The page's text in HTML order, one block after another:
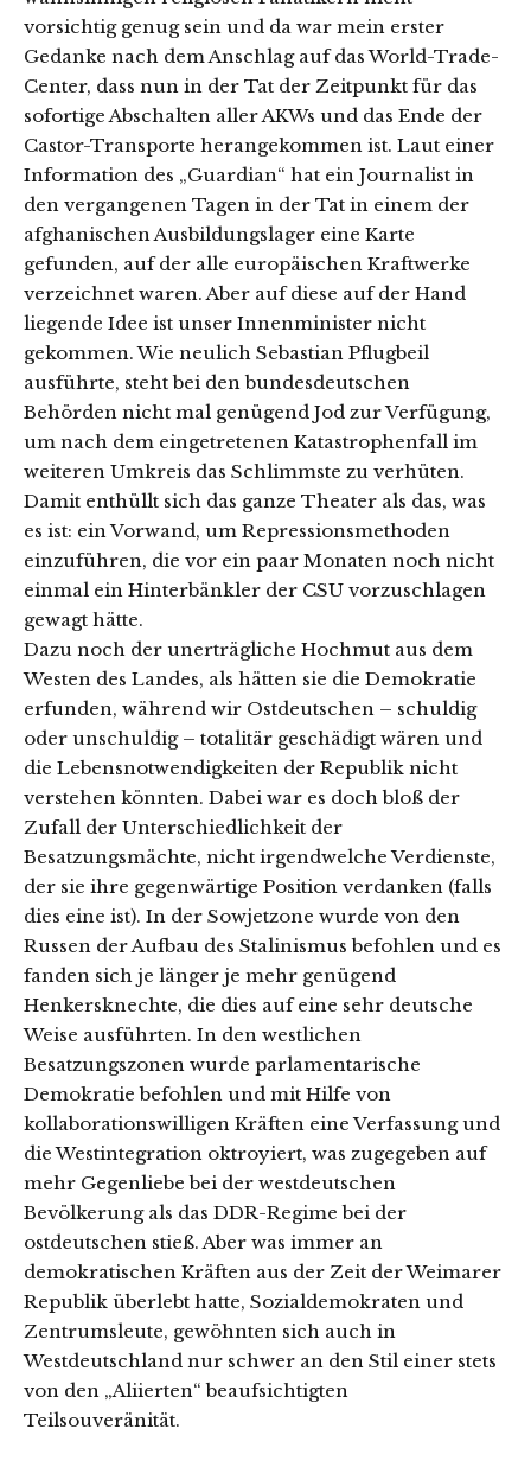
vorsichtig genug sein und da war mein erster
Gedanke nach dem Anschlag auf das World-Trade-
Center, dass nun in der Tat der Zeitpunkt für das
sofortige Abschalten aller AKWs und das Ende der
Castor-Transporte herangekommen ist. Laut einer
Information des „Guardian“ hat ein Journalist in
den vergangenen Tagen in der Tat in einem der
afghanischen Ausbildungslager eine Karte
gefunden, auf der alle europäischen Kraftwerke
verzeichnet waren. Aber auf diese auf der Hand
liegende Idee ist unser Innenminister nicht
gekommen. Wie neulich Sebastian Pflugbeil
ausführte, steht bei den bundesdeutschen
Behörden nicht mal genügend Jod zur Verfügung,
um nach dem eingetretenen Katastrophenfall im
weiteren Umkreis das Schlimmste zu verhüten.
Damit enthüllt sich das ganze Theater als das, was
es ist: ein Vorwand, um Repressionsmethoden
einzuführen, die vor ein paar Monaten noch nicht
einmal ein Hinterbänkler der CSU vorzuschlagen
gewagt hätte.
Dazu noch der unerträgliche Hochmut aus dem
Westen des Landes, als hätten sie die Demokratie
erfunden, während wir Ostdeutschen – schuldig
oder unschuldig – totalitär geschädigt wären und
die Lebensnotwendigkeiten der Republik nicht
verstehen könnten. Dabei war es doch bloß der
Zufall der Unterschiedlichkeit der
Besatzungsmächte, nicht irgendwelche Verdienste,
der sie ihre gegenwärtige Position verdanken (falls
dies eine ist). In der Sowjetzone wurde von den
Russen der Aufbau des Stalinismus befohlen und es
fanden sich je länger je mehr genügend
Henkersknechte, die dies auf eine sehr deutsche
Weise ausführten. In den westlichen
Besatzungszonen wurde parlamentarische
Demokratie befohlen und mit Hilfe von
kollaborationswilligen Kräften eine Verfassung und
die Westintegration oktroyiert, was zugegeben auf
mehr Gegenliebe bei der westdeutschen
Bevölkerung als das DDR-Regime bei der
ostdeutschen stieß. Aber was immer an
demokratischen Kräften aus der Zeit der Weimarer
Republik überlebt hatte, Sozialdemokraten und
Zentrumsleute, gewöhnten sich auch in
Westdeutschland nur schwer an den Stil einer stets
von den „Aliierten“ beaufsichtigten
Teilsouveränität.